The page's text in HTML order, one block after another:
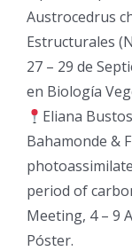
Austrocedrus
Estructurales
27 – 29 de
en Biología
Eliana
Bahamonde &
period of
Meeting, 4 – 9
Póster.